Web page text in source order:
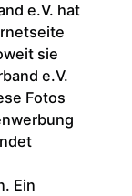
e.V. hat
sie
e.V.
Fotos
Ein